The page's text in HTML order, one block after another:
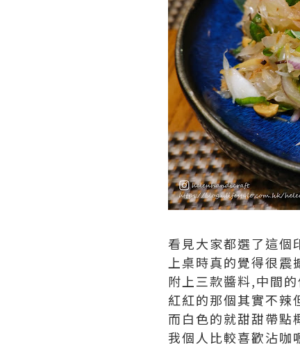
看見大家都選了這個
上桌時真的覺得很震
附上三款醬料,中間
紅紅的那個其實不辣
而白色的就甜甜帶點
我個人比較喜歡沾咖